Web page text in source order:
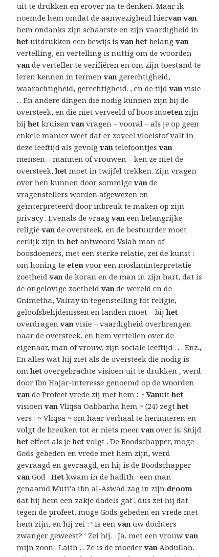
uit te drukken en erover na te denken. Maar ik
noemde hem omdat de aanwezigheid hiervan van
hem ondanks zijn schaarste en zijn vaardigheid in
het uitdrukken een bewijs isvan het belangvan
vertelling, en vertelling is nuttig om de woorden
van de verteller te verifiëren en om zijn toestand te
leren kennen in termenvan gerechtigheid,
waarachtigheid, gerechtigheid. , en de tijdvan visie
. . En andere dingen die nodig kunnen zijn bij de
oversteek, en die niet verveeld of boos moeten zijn
bijhet kruisenvan vragen – vooral – als je op geen
enkele manier weet dat er zoveel vloeistof valt in
deze leeftijd als gevolgvan telefoontjesvan
mensen – mannen of vrouwen – ken ze niet de
oversteek,het moet in twijfel trekken. Zijn vragen
over hen kunnen door sommigevan de
vragenstellers worden afgewezen en
geïnterpreteerd door inbreuk te maken op zijn
privacy . Evenals de vraagvan een belangrijke
religievan de oversteek, en de bestuurder moet
eerlijk zijn inhet antwoord Vslah man of
boosdoeners, met een sterke relatie, zei de kunst :
om honing te eten voor een mosliminterpretatie
zoetheidvan de koran en de man in zijn hart, dat is
de ongelovige zoetheidvan de wereld en de
Gnimetha, Valray in tegenstelling tot religie,
geloofsbelijdenissen en landen moet – bijhet
overdragenvan visie – vaardigheid overbrengen
naar de oversteek, en hem vertellen over de
eigenaar, man of vrouw, zijn sociale leeftijd . . . Enz.,
En alles wat hij ziet als de oversteek die nodig is
omhet overgebrachte visioen uit te drukken , werd
door Ibn Hajar-interesse genoemd op de woorden
van de Profeet vrede zij met hem : ~Vanuithet
visioenvan Vliqsa Oabbarha hem ~ (24) zegthet
vers : ~ Vliqsa ~ om haar verhaal te herinneren en
volgt de breuken tot er niets meervan over is. Snijd
het effect als jehet volgt . De Boodschapper, moge
Gods gebeden en vrede met hem zijn, werd
gevraagd en gevraagd, en hij is de Boodschapper
van God .Het kwam in de hadith : een man
genaamd Muti’a ibn al-Aswad zag in zijn droom
dat hij hem een ​​zakje dadels gaf , dus zei hij dat
tegen de profeet, moge Gods gebeden en vrede met
hem zijn, en hij zei : ‘ Is eenvan uw dochters
zwanger geweest? ‘ Zei hij. : Ja, met een vrouwvan
mijn zoon . Laith . . Ze is de moedervan Abdullah.